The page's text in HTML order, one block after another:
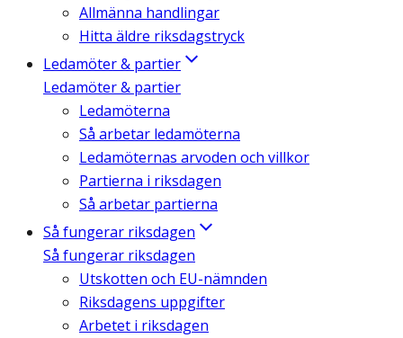
Allmänna handlingar
Hitta äldre riksdagstryck
Ledamöter & partier
Ledamöter & partier
Ledamöterna
Så arbetar ledamöterna
Ledamöternas arvoden och villkor
Partierna i riksdagen
Så arbetar partierna
Så fungerar riksdagen
Så fungerar riksdagen
Utskotten och EU-nämnden
Riksdagens uppgifter
Arbetet i riksdagen